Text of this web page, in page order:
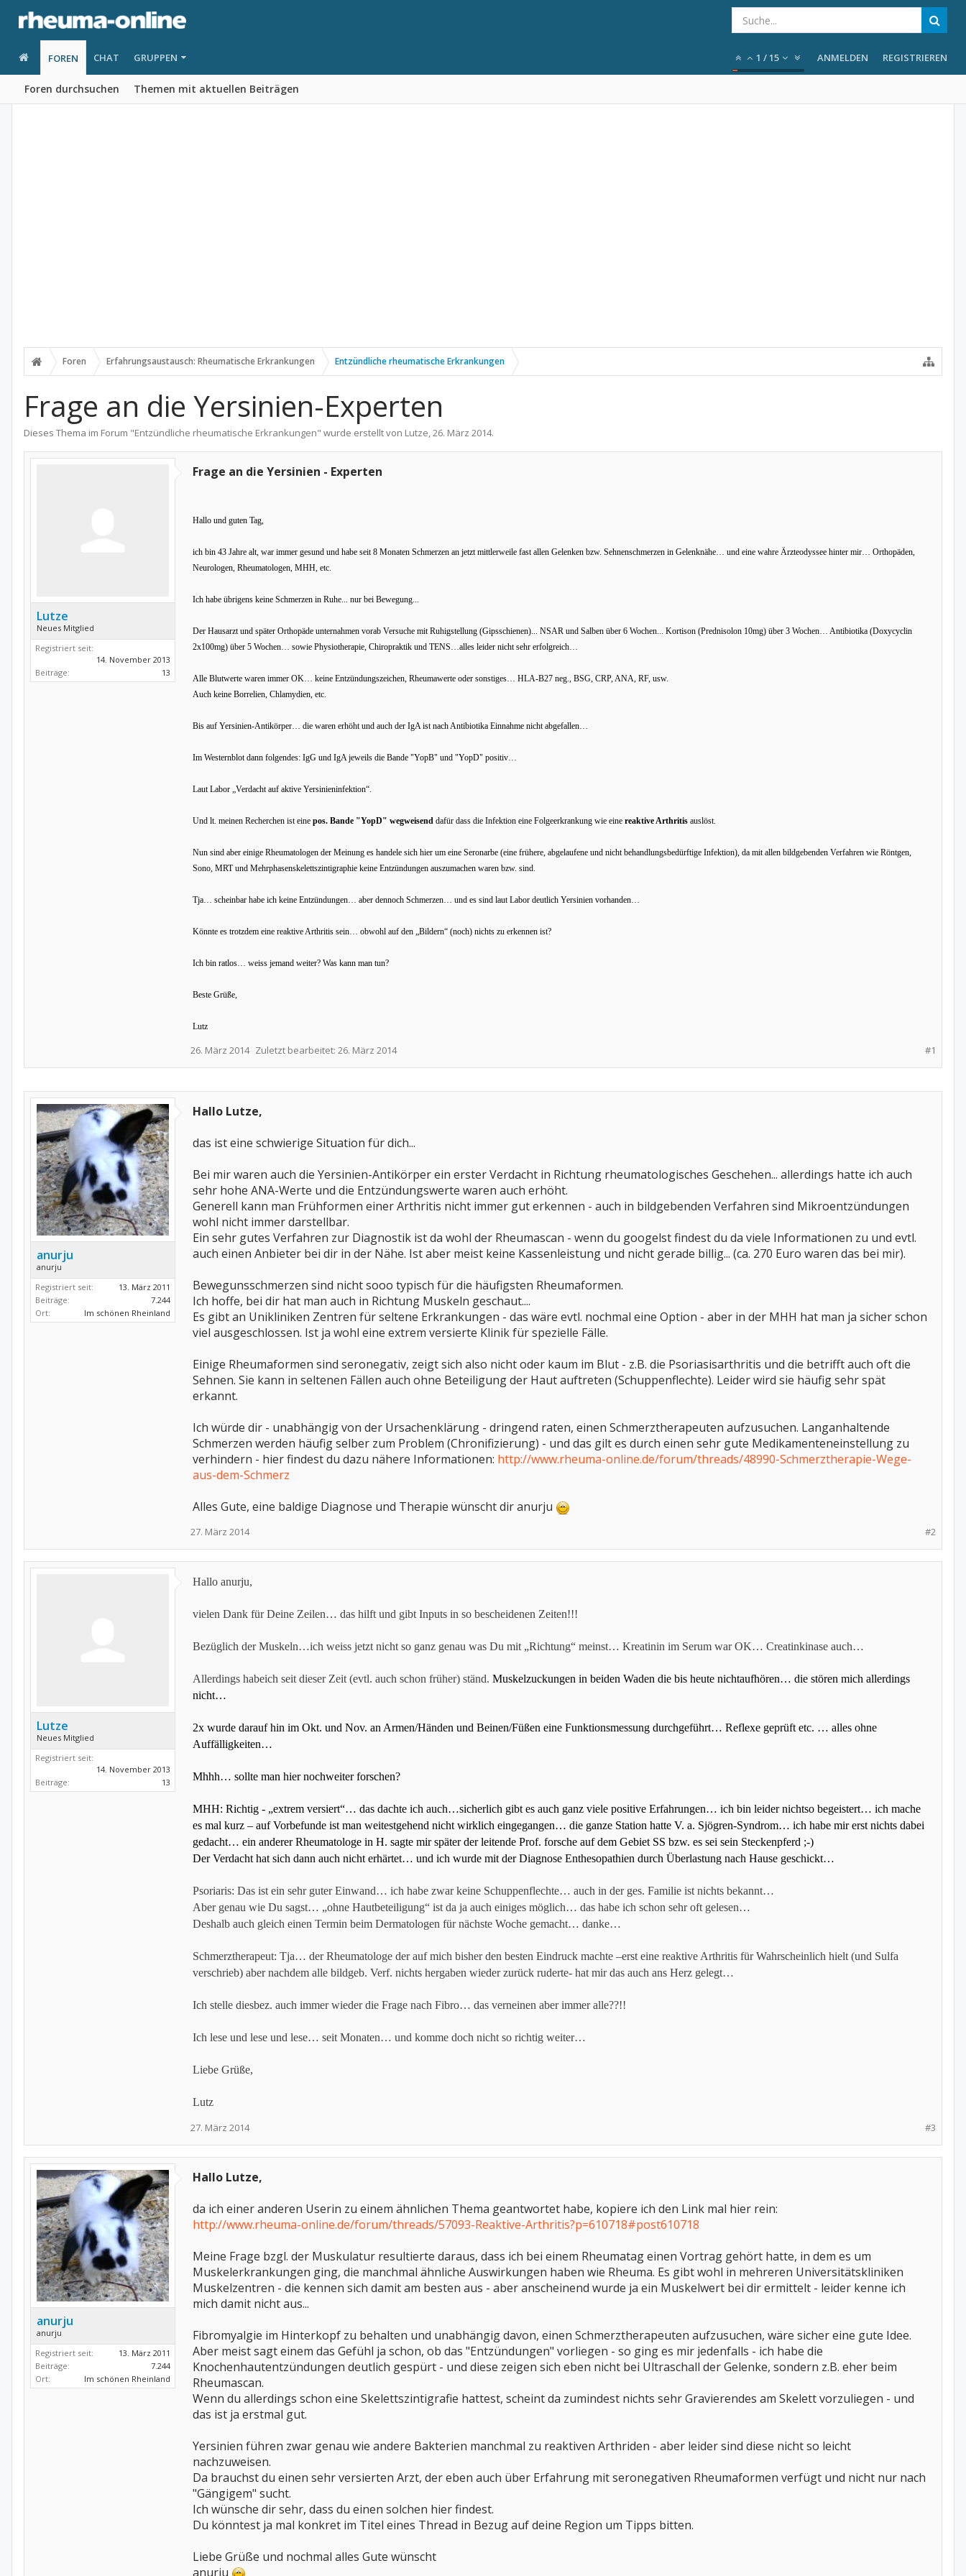
FOREN
Foren durchsuchen Themen mit aktuellen Beiträgen
CHAT GRUPPEN 1 /15 ANMELDEN REGISTRIEREN
Foren Erfahrungsaustausch: Rheumatische Erkrankungen Entzündliche rheumatische Erkrankungen
Frage an die Yersinien-Experten
Dieses Thema im Forum "Entzündliche rheumatische Erkrankungen" wurde erstellt von Lutze,26. März 2014.
Lutze
Neues Mitglied
Registriert seit:
14. November 2013
Beiträge:
13
Frage an die Yersinien - Experten
Hallo und guten Tag,
ich bin 43 Jahre alt, war immer gesund und habe seit 8 Monaten Schmerzen an jetzt mittlerweile fast allen Gelenken bzw. Sehnenschmerzen in Gelenknähe… und eine wahre Ärzteodyssee hinter mir… Orthopäden,
Neurologen, Rheumatologen, MHH, etc.
Ich habe übrigens keine Schmerzen in Ruhe... nur bei Bewegung...
Der Hausarzt und später Orthopäde unternahmen vorab Versuche mit Ruhigstellung (Gipsschienen)... NSAR und Salben über 6 Wochen... Kortison (Prednisolon 10mg) über 3 Wochen… Antibiotika (Doxycyclin
2x100mg) über 5 Wochen… sowie Physiotherapie, Chiropraktik und TENS…alles leider nicht sehr erfolgreich…
Alle Blutwerte waren immer OK… keine Entzündungszeichen, Rheumawerte oder sonstiges… HLA-B27 neg., BSG, CRP, ANA, RF, usw.
Auch keine Borrelien, Chlamydien, etc.
Bis auf Yersinien-Antikörper… die waren erhöht und auch der IgA ist nach Antibiotika Einnahme nicht abgefallen…
Im Westernblot dann folgendes: IgG und IgA jeweils die Bande "YopB" und "YopD" positiv…
Laut Labor „Verdacht auf aktive Yersinieninfektion“.
Und lt. meinen Recherchen ist eine pos. Bande "YopD" wegweisend dafür dass die Infektion eine Folgeerkrankung wie eine reaktive Arthritis auslöst.
Nun sind aber einige Rheumatologen der Meinung es handele sich hier um eine Seronarbe (eine frühere, abgelaufene und nicht behandlungsbedürftige Infektion), da mit allen bildgebenden Verfahren wie Röntgen,
Sono, MRT und Mehrphasenskelettszintigraphie keine Entzündungen auszumachen waren bzw. sind.
Tja… scheinbar habe ich keine Entzündungen… aber dennoch Schmerzen… und es sind laut Labor deutlich Yersinien vorhanden…
Könnte es trotzdem eine reaktive Arthritis sein… obwohl auf den „Bildern“ (noch) nichts zu erkennen ist?
Ich bin ratlos… weiss jemand weiter? Was kann man tun?
Beste Grüße,
Lutz
#1
26. März 2014 Zuletzt bearbeitet: 26. März 2014
anurju
anurju
Registriert seit:
13. März 2011
Beiträge:
7.244
Ort:
Im schönen Rheinland
Hallo Lutze,
das ist eine schwierige Situation für dich...
Bei mir waren auch die Yersinien-Antikörper ein erster Verdacht in Richtung rheumatologisches Geschehen... allerdings hatte ich auch
sehr hohe ANA-Werte und die Entzündungswerte waren auch erhöht.
Generell kann man Frühformen einer Arthritis nicht immer gut erkennen - auch in bildgebenden Verfahren sind Mikroentzündungen
wohl nicht immer darstellbar.
Ein sehr gutes Verfahren zur Diagnostik ist da wohl der Rheumascan - wenn du googelst findest du da viele Informationen zu und evtl.
auch einen Anbieter bei dir in der Nähe. Ist aber meist keine Kassenleistung und nicht gerade billig... (ca. 270 Euro waren das bei mir).
Bewegunsschmerzen sind nicht sooo typisch für die häufigsten Rheumaformen.
Ich hoffe, bei dir hat man auch in Richtung Muskeln geschaut....
Es gibt an Unikliniken Zentren für seltene Erkrankungen - das wäre evtl. nochmal eine Option - aber in der MHH hat man ja sicher schon
viel ausgeschlossen. Ist ja wohl eine extrem versierte Klinik für spezielle Fälle.
Einige Rheumaformen sind seronegativ, zeigt sich also nicht oder kaum im Blut - z.B. die Psoriasisarthritis und die betrifft auch oft die
Sehnen. Sie kann in seltenen Fällen auch ohne Beteiligung der Haut auftreten (Schuppenflechte). Leider wird sie häufig sehr spät
erkannt.
Ich würde dir - unabhängig von der Ursachenklärung - dringend raten, einen Schmerztherapeuten aufzusuchen. Langanhaltende
Schmerzen werden häufig selber zum Problem (Chronifizierung) - und das gilt es durch einen sehr gute Medikamenteneinstellung zu
verhindern - hier findest du dazu nähere Informationen: http://www.rheuma-online.de/forum/threads/48990-Schmerztherapie-Wege-
aus-dem-Schmerz
Alles Gute, eine baldige Diagnose und Therapie wünscht dir anurju
#2
27. März 2014
Lutze
Neues Mitglied
Registriert seit:
14. November 2013
Beiträge:
13
Hallo anurju,
vielen Dank für Deine Zeilen… das hilft und gibt Inputs in so bescheidenen Zeiten!!!
Bezüglich der Muskeln…ich weiss jetzt nicht so ganz genau was Du mit „Richtung“ meinst… Kreatinin im Serum war OK… Creatinkinase auch…
Allerdings habeich seit dieser Zeit (evtl. auch schon früher) ständ. Muskelzuckungen in beiden Waden die bis heute nichtaufhören… die stören mich allerdings
nicht…
2x wurde darauf hin im Okt. und Nov. an Armen/Händen und Beinen/Füßen eine Funktionsmessung durchgeführt… Reflexe geprüft etc. … alles ohne
Auffälligkeiten…
Mhhh… sollte man hier nochweiter forschen?
MHH: Richtig - „extrem versiert“… das dachte ich auch…sicherlich gibt es auch ganz viele positive Erfahrungen… ich bin leider nichtso begeistert… ich mache
es mal kurz – auf Vorbefunde ist man weitestgehend nicht wirklich eingegangen… die ganze Station hatte V. a. Sjögren-Syndrom… ich habe mir erst nichts dabei
gedacht… ein anderer Rheumatologe in H. sagte mir später der leitende Prof. forsche auf dem Gebiet SS bzw. es sei sein Steckenpferd ;-)
Der Verdacht hat sich dann auch nicht erhärtet… und ich wurde mit der Diagnose Enthesopathien durch Überlastung nach Hause geschickt…
Psoriaris: Das ist ein sehr guter Einwand… ich habe zwar keine Schuppenflechte… auch in der ges. Familie ist nichts bekannt…
Aber genau wie Du sagst… „ohne Hautbeteiligung“ ist da ja auch einiges möglich… das habe ich schon sehr oft gelesen…
Deshalb auch gleich einen Termin beim Dermatologen für nächste Woche gemacht… danke…
Schmerztherapeut: Tja… der Rheumatologe der auf mich bisher den besten Eindruck machte –erst eine reaktive Arthritis für Wahrscheinlich hielt (und Sulfa
verschrieb) aber nachdem alle bildgeb. Verf. nichts hergaben wieder zurück ruderte- hat mir das auch ans Herz gelegt…
Ich stelle diesbez. auch immer wieder die Frage nach Fibro… das verneinen aber immer alle??!!
Ich lese und lese und lese… seit Monaten… und komme doch nicht so richtig weiter…
Liebe Grüße,
Lutz
#3
27. März 2014
anurju
anurju
Registriert seit:
13. März 2011
Beiträge:
7.244
Ort:
Im schönen Rheinland
Hallo Lutze,
da ich einer anderen Userin zu einem ähnlichen Thema geantwortet habe, kopiere ich den Link mal hier rein:
http://www.rheuma-online.de/forum/threads/57093-Reaktive-Arthritis?p=610718#post610718
Meine Frage bzgl. der Muskulatur resultierte daraus, dass ich bei einem Rheumatag einen Vortrag gehört hatte, in dem es um
Muskelerkrankungen ging, die manchmal ähnliche Auswirkungen haben wie Rheuma. Es gibt wohl in mehreren Universitätskliniken
Muskelzentren - die kennen sich damit am besten aus - aber anscheinend wurde ja ein Muskelwert bei dir ermittelt - leider kenne ich
mich damit nicht aus...
Fibromyalgie im Hinterkopf zu behalten und unabhängig davon, einen Schmerztherapeuten aufzusuchen, wäre sicher eine gute Idee.
Aber meist sagt einem das Gefühl ja schon, ob das "Entzündungen" vorliegen - so ging es mir jedenfalls - ich habe die
Knochenhautentzündungen deutlich gespürt - und diese zeigen sich eben nicht bei Ultraschall der Gelenke, sondern z.B. eher beim
Rheumascan.
Wenn du allerdings schon eine Skelettszintigrafie hattest, scheint da zumindest nichts sehr Gravierendes am Skelett vorzuliegen - und
das ist ja erstmal gut.
Yersinien führen zwar genau wie andere Bakterien manchmal zu reaktiven Arthriden - aber leider sind diese nicht so leicht
nachzuweisen.
Da brauchst du einen sehr versierten Arzt, der eben auch über Erfahrung mit seronegativen Rheumaformen verfügt und nicht nur nach
"Gängigem" sucht.
Ich wünsche dir sehr, dass du einen solchen hier findest.
Du könntest ja mal konkret im Titel eines Thread in Bezug auf deine Region um Tipps bitten.
Liebe Grüße und nochmal alles Gute wünscht
anurju